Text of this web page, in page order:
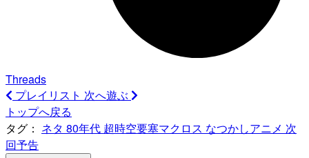
Threads
プレイリスト 次へ遊ぶ
トップへ戻る
タグ： ネタ 80年代 超時空要塞マクロス なつかしアニメ 次
回予告